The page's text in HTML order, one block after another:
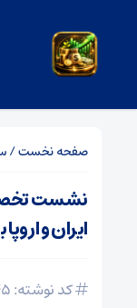
صفحه نخست/
نشست
ایران و
کد نوشته: 159145